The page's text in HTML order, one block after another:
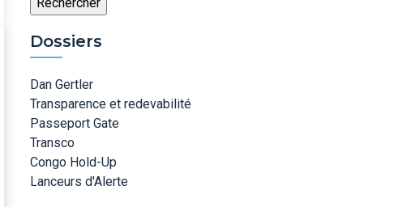
Dossiers
Dan Gertler
Transparence et redevabilité
Passeport Gate
Transco
Congo Hold-Up
Lanceurs d'Alerte